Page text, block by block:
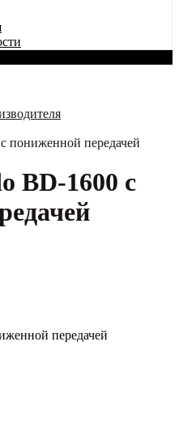
пониженной передачей
BD-1600 с
передачей